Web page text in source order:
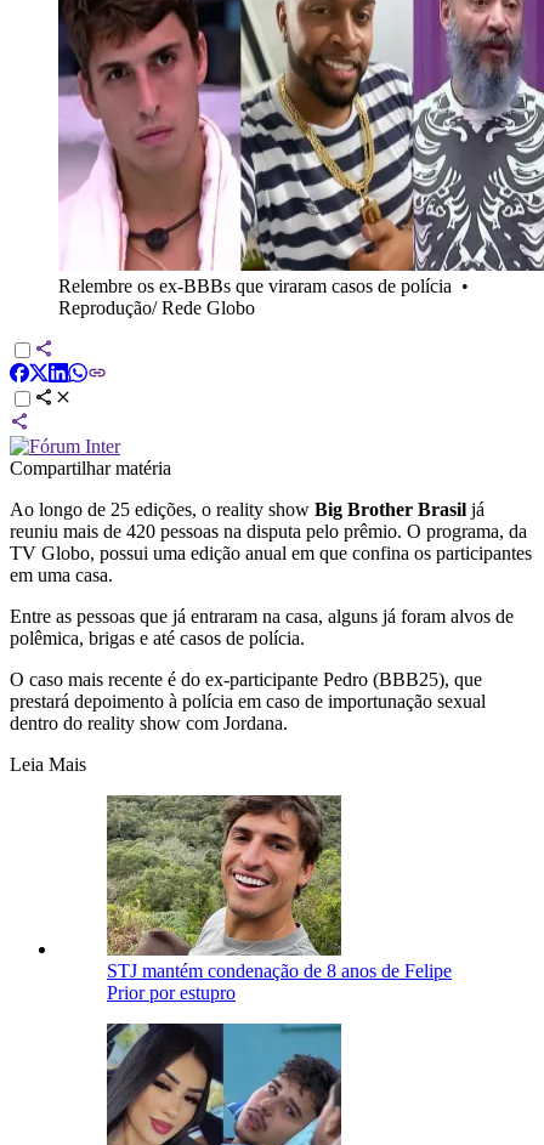
Relembre os ex-BBBs que viraram casos de polícia •
Reprodução/ Rede Globo
Compartilhar matéria
Ao longo de 25 edições, o reality show Big Brother Brasil já
reuniu mais de 420 pessoas na disputa pelo prêmio. O programa, da
TV Globo, possui uma edição anual em que confina os participantes
em uma casa.
Entre as pessoas que já entraram na casa, alguns já foram alvos de
polêmica, brigas e até casos de polícia.
O caso mais recente é do ex-participante Pedro (BBB25), que
prestará depoimento à polícia em caso de importunação sexual
dentro do reality show com Jordana.
Leia Mais
STJ mantém condenação de 8 anos de Felipe
Prior por estupro